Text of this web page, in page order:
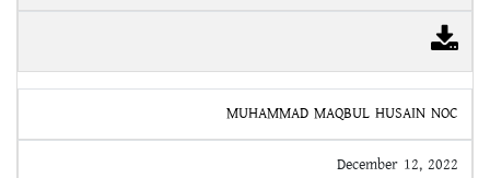
MUHAMMAD MAQBUL HUSAIN NOC
December 12, 2022